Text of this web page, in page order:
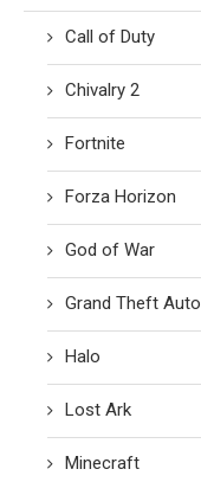
Call of Duty
Chivalry 2
Fortnite
Forza Horizon
God of War
Grand Theft Auto
Halo
Lost Ark
Minecraft